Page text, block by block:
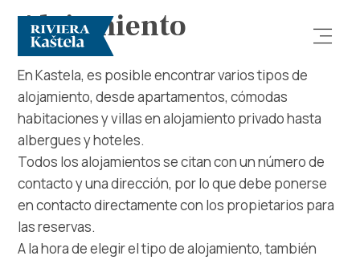
Explorar
Destino
Alojamiento
En Kastela, es posible encontrar varios tipos de
alojamiento, desde apartamentos, cómodas
habitaciones y villas en alojamiento privado hasta
albergues y hoteles.
Todos los alojamientos se citan con un número de
contacto y una dirección, por lo que debe ponerse
en contacto directamente con los propietarios para
las reservas.
A la hora de elegir el tipo de alojamiento, también